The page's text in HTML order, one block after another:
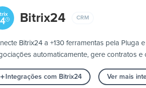
Bitrix24 CRM
Bitrix24 a +130 ferramentas pela
automaticamente, gere contratos
Integrações com Bitrix24 Ver mais